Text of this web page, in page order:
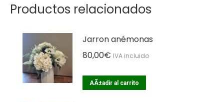
Productos relacionados
Jarron anémonas
80,00€ IVA incluido
AÃ±adir al carrito